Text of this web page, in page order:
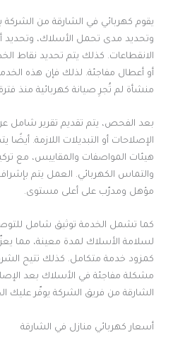
يقوم كهربائي في الشارقة من الشركة
وتحديد مدى تحمل الأسلاك، وتحديد
الانقطاعات. كذلك يتم تحديد نقاط
أو أعطال مفاجئة. لذلك فإن هذه
منشأة لم تُجرِ صيانة كهربائية منذ
بعد الفحص، يتم تقديم تقرير شامل
الإصلاحات أو التبديلات اللازمة.
هيئات المواصفات والمقاييس، مع
والتماس الكهربائي. العمل يتم
مؤهل ومدرّب على أعلى مستوى.
كما تشمل الخدمة توثيق شامل
لسلامة الأسلاك لمدة معينة، مما
كمزود خدمة متكامل. كذلك تتيح
مشكلة مفاجئة في الأسلاك بعد
الشارقة من فريق الشركة يوفّر عليك
أسعار كهربائي منازل في الشارقة